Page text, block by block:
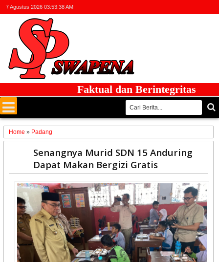
7 Agustus 2026 03:53:39 AM
Faktual dan Berintegritas
Home » Padang
Senangnya Murid SDN 15 Anduring
Dapat Makan Bergizi Gratis